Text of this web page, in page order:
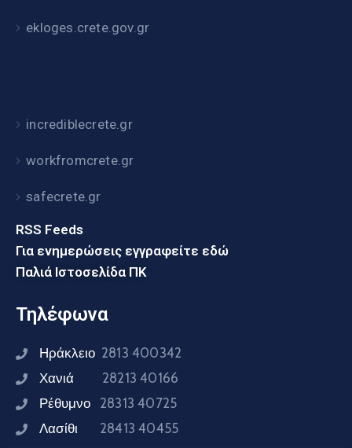
ekloges.crete.gov.gr
incrediblecrete.gr
workfromcrete.gr
safecrete.gr
RSS Feeds
Για ενημερώσεις εγγραφείτε εδώ
Παλιά Ιστοσελίδα ΠΚ
Τηλέφωνα
Ηράκλειο 2813 400342
Χανιά 28213 40166
Ρέθυμνο 28313 40725
Λασίθι 28413 40455